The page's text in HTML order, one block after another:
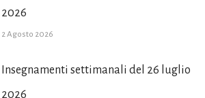
2026
2 Agosto 2026
Insegnamenti settimanali del 26 luglio
2026